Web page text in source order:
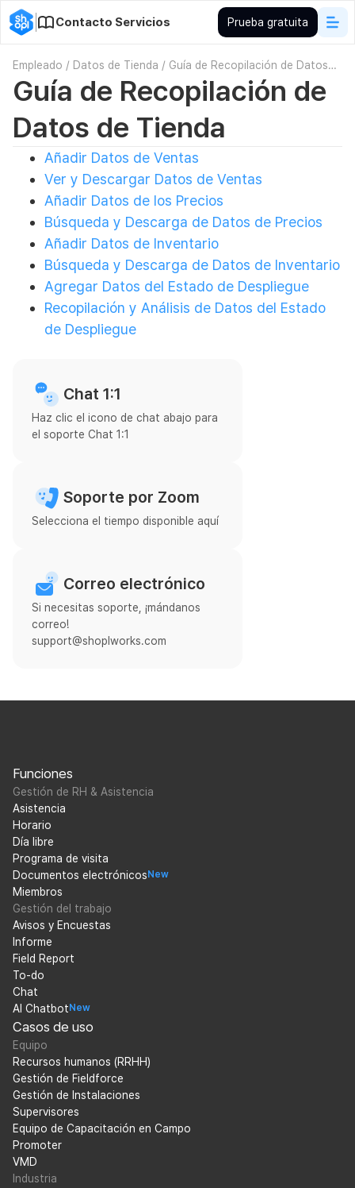
Contacto Servicios Prueba gratuita
Empleado / Datos de Tienda / Guía de Recopilación de Datos
de Tienda
Guía de Recopilación de
Datos de Tienda
Añadir Datos de Ventas
Ver y Descargar Datos de Ventas
Añadir Datos de los Precios
Búsqueda y Descarga de Datos de Precios
Añadir Datos de Inventario
Búsqueda y Descarga de Datos de Inventario
Agregar Datos del Estado de Despliegue
Recopilación y Análisis de Datos del Estado
de Despliegue
Chat 1:1
Haz clic el icono de chat abajo para
el soporte Chat 1:1
Soporte por Zoom
Selecciona el tiempo disponible aquí
Correo electrónico
Si necesitas soporte, ¡mándanos
correo!
support@shoplworks.com
Funciones
Gestión de RH & Asistencia
Asistencia
Horario
Día libre
Programa de visita
Documentos electrónicos New
Miembros
Gestión del trabajo
Avisos y Encuestas
Informe
Field Report
To-do
Chat
AI Chatbot New
Casos de uso
Equipo
Recursos humanos (RRHH)
Gestión de Fieldforce
Gestión de Instalaciones
Supervisores
Equipo de Capacitación en Campo
Promoter
VMD
Industria